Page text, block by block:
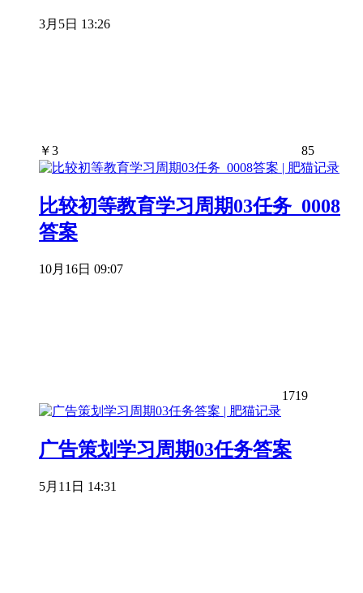
3月5日 13:26
￥3 85
比较初等教育学习周期03任务_0008
答案
10月16日 09:07
1719
广告策划学习周期03任务答案
5月11日 14:31